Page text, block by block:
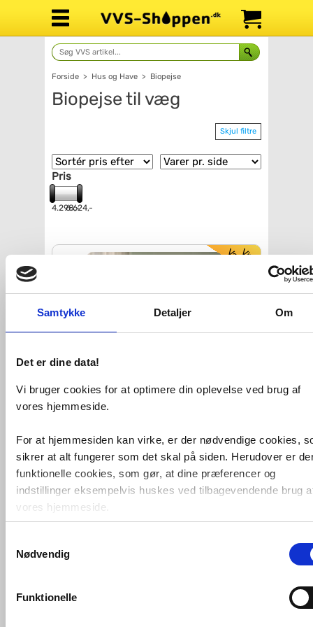
Samtykke Detaljer Om
Det er dine data!
Vi bruger cookies for at optimere din oplevelse ved brug af
vores hjemmeside.
For at hjemmesiden kan virke, er der nødvendige cookies,
sikrer at alt fungerer som det skal på siden. Herudover er
funktionelle cookies, som gør, at dine præferencer og
indstillinger eksempelvis huskes ved tilbagevendende brug
vores hjemmeside.
Foruden nødvendige og funktionelle cookies er der
cookies. Disse bruger vi bl.a. til at måle trafik, omsætning,
marketingcookies, som vi bruger til at målrette vores
markedsføring med henblik på annonceindhold, som giver
Nødvendig
Funktionelle
Forside > Hus og Have > Biopejse
Biopejse til væg
Skjul filtre
Pris
4.298,-6.624,-
Treviso biopejs til væg - Sort
Fragt 65,-
4.298,- Køb